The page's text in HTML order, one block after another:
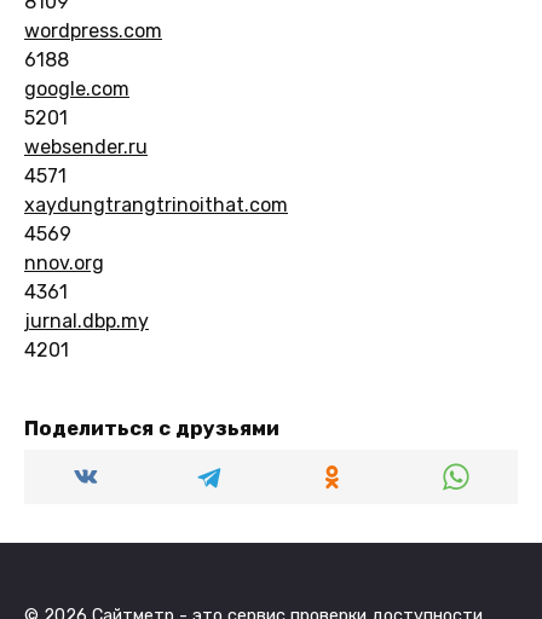
wordpress.com
6188
google.com
5201
websender.ru
4571
xaydungtrangtrinoithat.com
4569
nnov.org
4361
jurnal.dbp.my
4201
Поделиться с друзьями